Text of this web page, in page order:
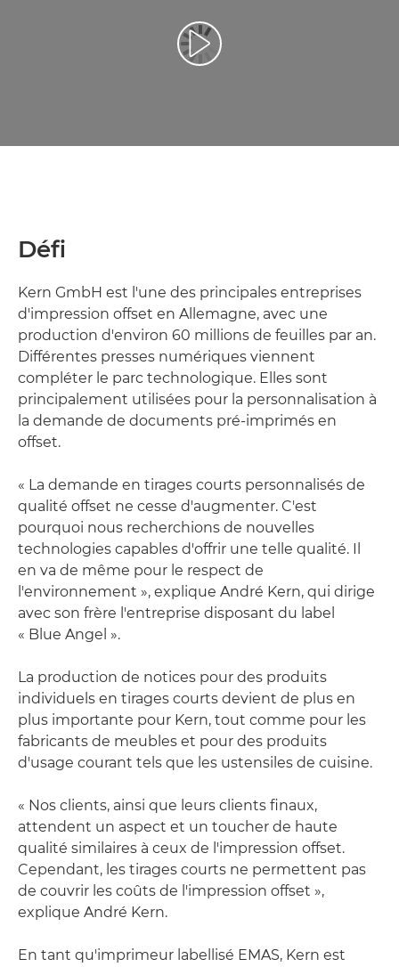
Lancer la vidéo
Défi
Kern GmbH est l'une des principales entreprises
d'impression offset en Allemagne, avec une
production d'environ 60 millions de feuilles par an.
Différentes presses numériques viennent
compléter le parc technologique. Elles sont
principalement utilisées pour la personnalisation à
la demande de documents pré-imprimés en
offset.
« La demande en tirages courts personnalisés de
qualité offset ne cesse d'augmenter. C'est
pourquoi nous recherchions de nouvelles
technologies capables d'offrir une telle qualité. Il
en va de même pour le respect de
l'environnement », explique André Kern, qui dirige
avec son frère l'entreprise disposant du label
« Blue Angel ».
La production de notices pour des produits
individuels en tirages courts devient de plus en
plus importante pour Kern, tout comme pour les
fabricants de meubles et pour des produits
d'usage courant tels que les ustensiles de cuisine.
« Nos clients, ainsi que leurs clients finaux,
attendent un aspect et un toucher de haute
qualité similaires à ceux de l'impression offset.
Cependant, les tirages courts ne permettent pas
de couvrir les coûts de l'impression offset »,
explique André Kern.
En tant qu'imprimeur labellisé EMAS, Kern est